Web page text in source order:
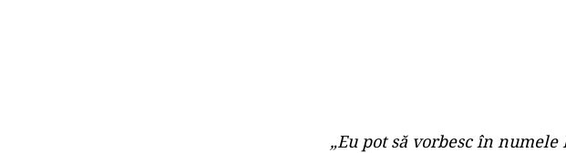
„Eu pot să vorbesc în